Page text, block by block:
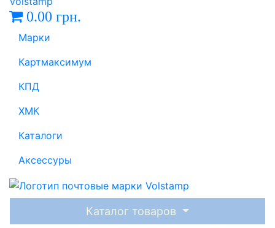
0.00 грн.
Марки
Картмаксимум
КПД
ХМК
Каталоги
Аксессуры
Каталог товаров